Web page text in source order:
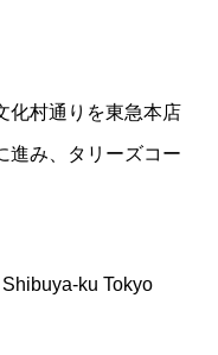
化村通りを東急本店
進み、タリーズコー
ku Tokyo